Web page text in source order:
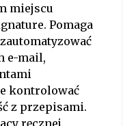
miejscu
Pomaga
e-mail,
kontrolować
z przepisami.